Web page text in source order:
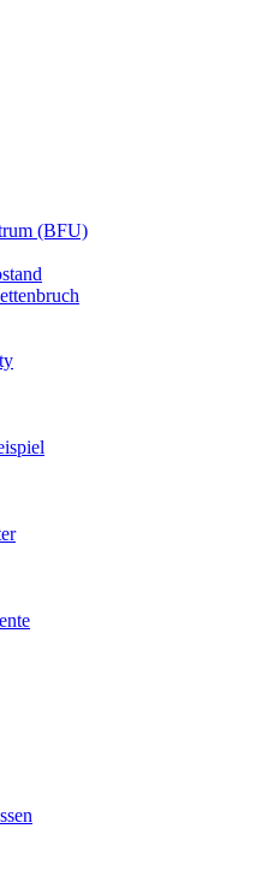
(BFU)